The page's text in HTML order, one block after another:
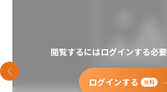
閲覧するにはログインする必要
ログインする 無料
前のスライド